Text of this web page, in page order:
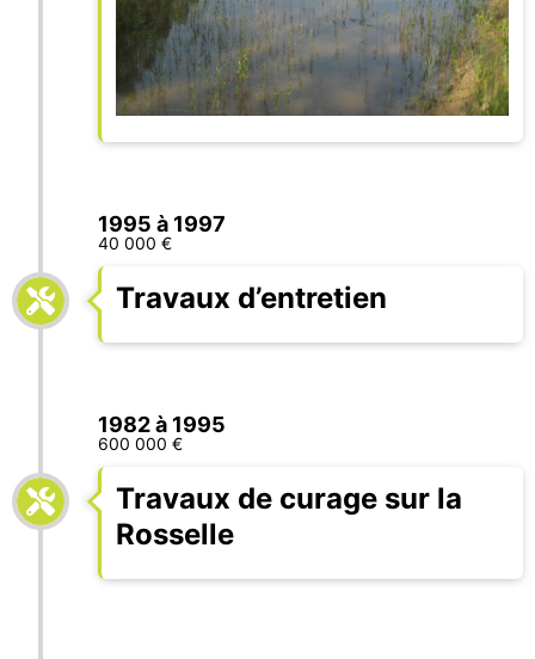
1995 à 1997
40 000 €
Travaux d’entretien
1982 à 1995
600 000 €
Travaux de curage sur la
Rosselle